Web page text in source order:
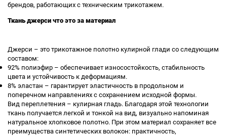
брендов, работающих с техническим трикотажем.
Ткань джерси что это за материал
Джерси – это трикотажное полотно кулирной глади со следующим
составом:
92% полиэфир – обеспечивает износостойкость, стабильность
цвета и устойчивость к деформациям.
8% эластан – гарантирует эластичность в продольном и
поперечном направлениях с сохранением исходной формы.
Вид переплетения – кулирная гладь. Благодаря этой технологии
ткань получается легкой и тонкой на вид, визуально напоминая
натуральное хлопковое полотно. При этом материал сохраняет все
преимущества синтетических волокон: практичность,